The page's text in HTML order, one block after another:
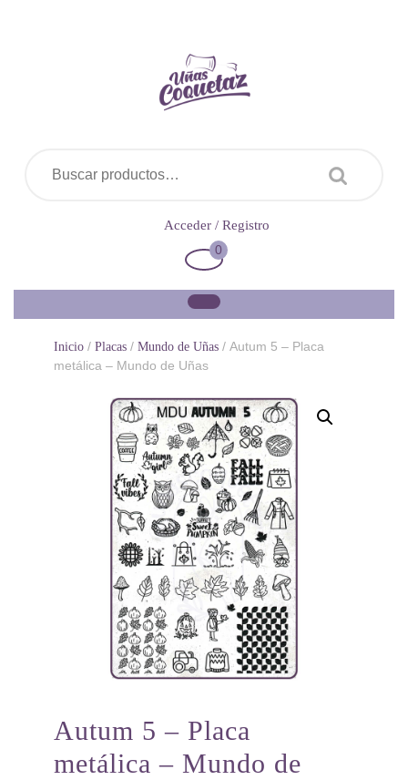
Acceder / Registro
Carrito
0
Inicio / Placas / Mundo de Uñas / Autum 5 – Placa
metálica – Mundo de Uñas
Autum 5 – Placa
metálica – Mundo de